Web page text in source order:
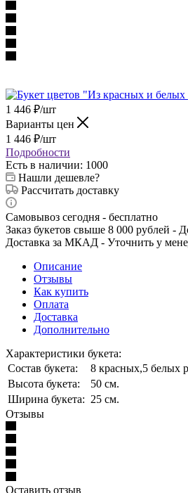
1 446 ₽/шт
Варианты цен
1 446 ₽/шт
Подробности
Есть в наличии: 1000
Нашли дешевле?
Рассчитать доставку
Самовывоз сегодня - бесплатно
Заказ букетов свыше 8 000 рублей -
Доставка за МКАД - Уточнить у
Описание
Отзывы
Как купить
Оплата
Доставка
Дополнительно
Характеристики букета:
Состав букета:
8 красных,5 белых
Высота букета:
50 см.
Ширина букета: 25 см.
Отзывы
Оставить отзыв